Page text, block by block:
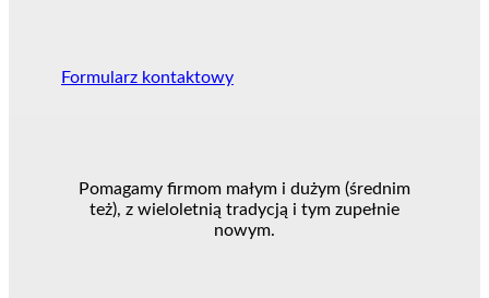
Formularz kontaktowy
Pomagamy firmom małym i dużym (średnim
też), z wieloletnią tradycją i tym zupełnie
nowym.